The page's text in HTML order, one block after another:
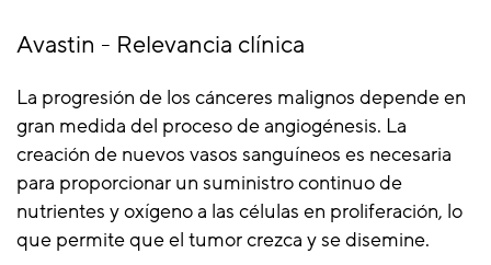
Avastin - Relevancia clínica
La progresión de los cánceres malignos depende en
gran medida del proceso de angiogénesis. La
creación de nuevos vasos sanguíneos es necesaria
para proporcionar un suministro continuo de
nutrientes y oxígeno a las células en proliferación, lo
que permite que el tumor crezca y se disemine.